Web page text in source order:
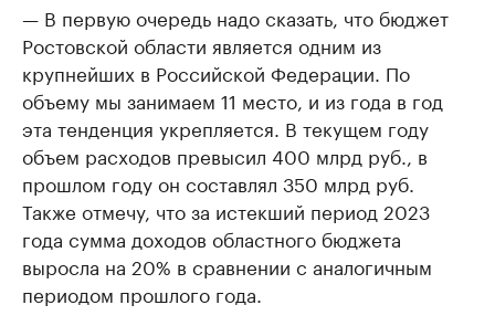
— В первую очередь надо сказать, что бюджет
Ростовской области является одним из
крупнейших в Российской Федерации. По
объему мы занимаем 11 место, и из года в год
эта тенденция укрепляется. В текущем году
объем расходов превысил 400 млрд руб., в
прошлом году он составлял 350 млрд руб.
Также отмечу, что за истекший период 2023
года сумма доходов областного бюджета
выросла на 20% в сравнении с аналогичным
периодом прошлого года.